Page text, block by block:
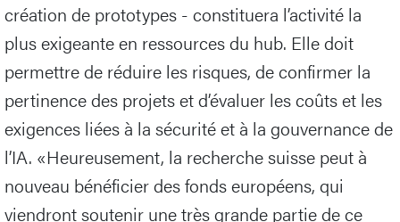
création de prototypes - constituera l’activité la
plus exigeante en ressources du hub. Elle doit
permettre de réduire les risques, de confirmer la
pertinence des projets et d’évaluer les coûts et les
exigences liées à la sécurité et à la gouvernance de
l’IA. «Heureusement, la recherche suisse peut à
nouveau bénéficier des fonds européens, qui
viendront soutenir une très grande partie de ce